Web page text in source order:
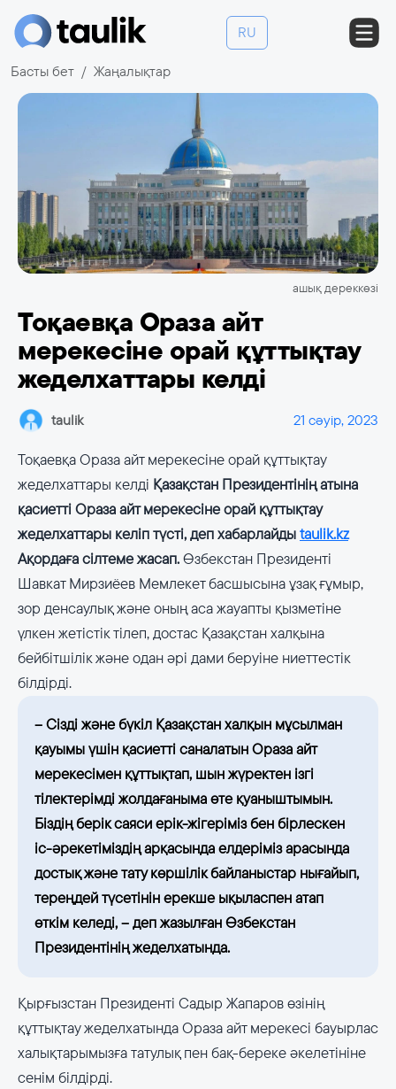
RU
Басты бет Жаңалықтар
ашық дереккөзі
Тоқаевқа Ораза айт
мерекесіне орай құттықтау
жеделхаттары келді
taulik 21 сәуір, 2023
Тоқаевқа Ораза айт мерекесіне орай құттықтау
жеделхаттары келді Қазақстан Президентінің атына
қасиетті Ораза айт мерекесіне орай құттықтау
жеделхаттары келіп түсті, деп хабарлайдыtaulik.kz
Ақордаға сілтеме жасап.Өзбекстан Президенті
Шавкат Мирзиёев Мемлекет басшысына ұзақ ғұмыр,
зор денсаулық және оның аса жауапты қызметіне
үлкен жетістік тілеп, достас Қазақстан халқына
бейбітшілік және одан әрі дами беруіне ниеттестік
білдірді.
– Сізді және бүкіл Қазақстан халқын мұсылман
қауымы үшін қасиетті саналатын Ораза айт
мерекесімен құттықтап, шын жүректен ізгі
тілектерімді жолдағаныма өте қуаныштымын.
Біздің берік саяси ерік-жігеріміз бен бірлескен
іс-әрекетіміздің арқасында елдеріміз арасында
достық және тату көршілік байланыстар нығайып,
тереңдей түсетінін ерекше ықыласпен атап
өткім келеді, – деп жазылған Өзбекстан
Президентінің жеделхатында.
Қырғызстан Президенті Садыр Жапаров өзінің
құттықтау жеделхатында Ораза айт мерекесі бауырлас
халықтарымызға татулық пен бақ-береке әкелетініне
сенім білдірді.